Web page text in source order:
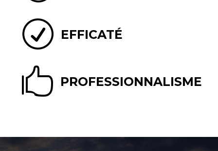
R EFFICATÉ
 PROFESSIONNALISME